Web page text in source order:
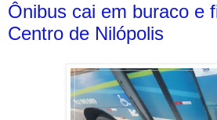
Ônibus cai em buraco e
Centro de Nilópolis